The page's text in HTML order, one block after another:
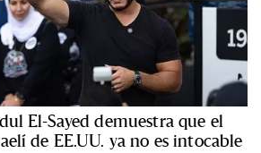
El-Sayed demuestra que el
de EE.UU. ya no es intocable